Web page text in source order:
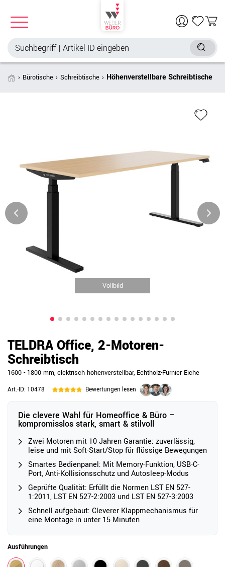
Bürotische Schreibtische Höhenverstellbare Schreibtische
Vollbild
TELDRA Office, 2-Motoren-
Schreibtisch
1600 - 1800 mm, elektrisch höhenverstellbar, Echtholz-Furnier Eiche
Art.-ID: 10478 Bewertungen lesen
Die clevere Wahl für Homeoffice & Büro –
kompromisslos stark, smart & stilvoll
Zwei Motoren mit 10 Jahren Garantie: zuverlässig,
leise und mit Soft-Start/Stop für flüssige Bewegungen
Smartes Bedienpanel: Mit Memory-Funktion, USB-C-
Port, Anti-Kollisionsschutz und Autosleep-Modus
Geprüfte Qualität: Erfüllt die Normen LST EN 527-
1:2011, LST EN 527-2:2003 und LST EN 527-3:2003
Schnell aufgebaut: Cleverer Klappmechanismus für
eine Montage in unter 15 Minuten
Ausführungen